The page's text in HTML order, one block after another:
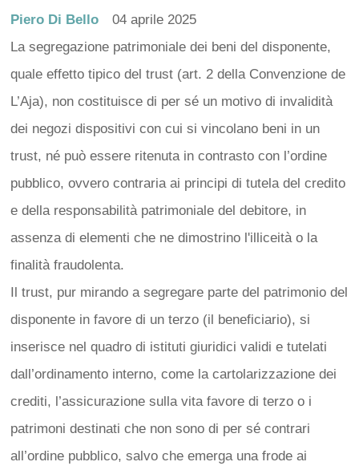
Piero Di Bello
04 aprile 2025
La segregazione patrimoniale dei beni del disponente,
quale effetto tipico del trust (art. 2 della Convenzione de
L’Aja), non costituisce di per sé un motivo di invalidità
dei negozi dispositivi con cui si vincolano beni in un
trust, né può essere ritenuta in contrasto con l’ordine
pubblico, ovvero contraria ai principi di tutela del credito
e della responsabilità patrimoniale del debitore, in
assenza di elementi che ne dimostrino l'illiceità o la
finalità fraudolenta.
Il trust, pur mirando a segregare parte del patrimonio del
disponente in favore di un terzo (il beneficiario), si
inserisce nel quadro di istituti giuridici validi e tutelati
dall’ordinamento interno, come la cartolarizzazione dei
crediti, l’assicurazione sulla vita favore di terzo o i
patrimoni destinati che non sono di per sé contrari
all’ordine pubblico, salvo che emerga una frode ai